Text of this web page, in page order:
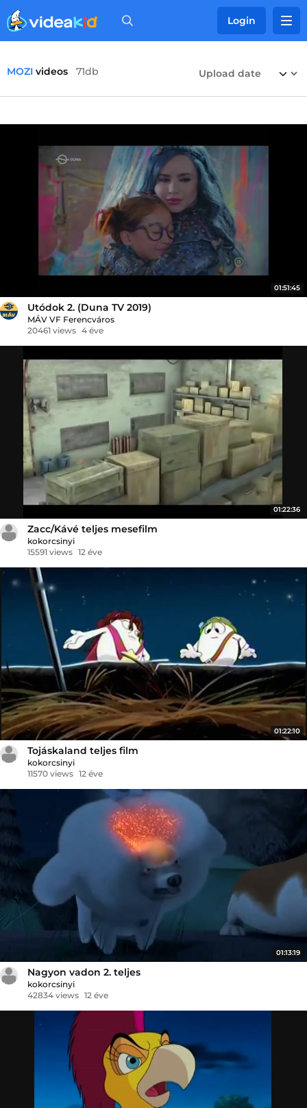
Login
MOZI videos 71db
01:51:45
Utódok 2. (Duna TV 2019)
MÁV VF Ferencváros
20461 views 4 éve
01:22:36
Zacc/Kávé teljes mesefilm
kokorcsinyi
15591 views 12 éve
01:22:10
Tojáskaland teljes film
kokorcsinyi
11570 views 12 éve
01:13:19
Nagyon vadon 2. teljes
kokorcsinyi
42834 views 12 éve